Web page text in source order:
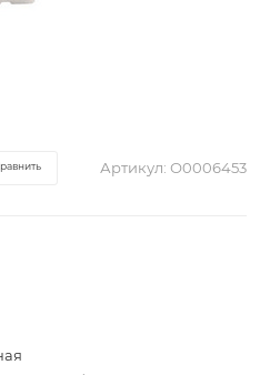
Артикул: О0006453